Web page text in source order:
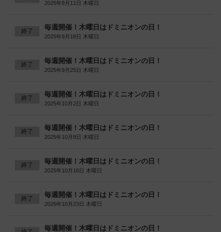
2025年9月11日 木曜日
終了 毎週開催！木曜日はドミニオンの日！
2025年9月18日 木曜日
終了 毎週開催！木曜日はドミニオンの日！
2025年9月25日 木曜日
終了 毎週開催！木曜日はドミニオンの日！
2025年10月2日 木曜日
終了 毎週開催！木曜日はドミニオンの日！
2025年10月9日 木曜日
終了 毎週開催！木曜日はドミニオンの日！
2025年10月16日 木曜日
終了 毎週開催！木曜日はドミニオンの日！
2025年10月23日 木曜日
毎週開催！木曜日はドミニオンの日！